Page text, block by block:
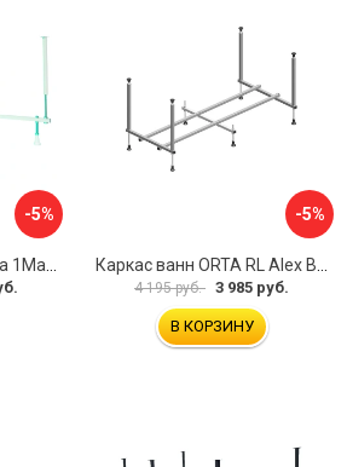
-5%
Разборная рама Gracia 1Marka 170 03гр1710
-5%
Каркас ванн ORTA RL Alex Baitler KSO15
4 195 руб. 3 985 руб.
В КОРЗИНУ